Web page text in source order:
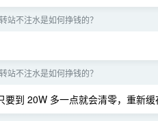
站不注水是如何挣钱的？
站不注水是如何挣钱的？
到 20W 多一点就会清零，重新缓